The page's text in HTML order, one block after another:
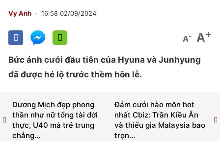
Vy Anh 16:58 02/09/2024
A- A+
Bức ảnh cưới đầu tiên của Hyuna và Junhyung
đã được hé lộ trước thềm hôn lễ.
Đám cưới hào môn hot
nhất Cbiz: Trần Kiều Ân
và thiếu gia Malaysia bao
trọn...
Dương Mịch đẹp phong
thần như nữ tổng tài đời
thực, U40 mà trẻ trung
chẳng...